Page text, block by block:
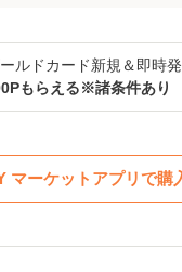
ルドカード新規＆即時
もらえる※諸条件あり
マーケットアプリで購